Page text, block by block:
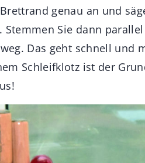
genau an und
Sie dann
Das geht schnell und
Schleifklotz ist der